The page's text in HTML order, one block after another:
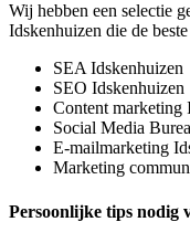
Wij hebben een selectie
Idskenhuizen die de
SEA Idskenhuizen
SEO Idskenhuizen
Content marketing
Social Media
E-mailmarketing
Marketing
Persoonlijke tips nodig